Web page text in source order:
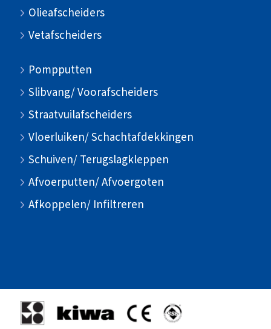
Olieafscheiders
Vetafscheiders
Pompputten
Slibvang/ Voorafscheiders
Straatvuilafscheiders
Vloerluiken/ Schachtafdekkingen
Schuiven/ Terugslagkleppen
Afvoerputten/ Afvoergoten
Afkoppelen/ Infiltreren